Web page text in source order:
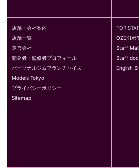
店舗・会社案内
店舗一覧
運営会社
開発者・監修者プロフィール
パーソナルジムフランチャイズ
Models Tokyo
プライバシーポリシー
Sitemap
FOR
OZEKIボ
Staff
Staff
English